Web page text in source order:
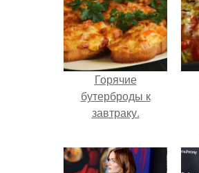
Горячие
бутерброды к
завтраку.